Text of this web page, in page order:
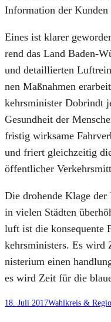
Infor­ma­ti­on der
Eines ist kla­rer
rend das Land Baden-
und detail­lier­ten
nen Maß­nah­men
kehrs­mi­nis­ter Dob­rindt
Gesund­heit der
fris­tig wirk­sa­me
und friert gleich­zei­tig
öffent­li­cher
Die dro­hen­de Kla­ge der
in vie­len Städ­ten
luft ist die kon­se­quen­te
kehrs­mi­nis­ters. Es wird
nis­te­ri­um einen
es wird Zeit für die
18. Juli 2017Wahlkreis &